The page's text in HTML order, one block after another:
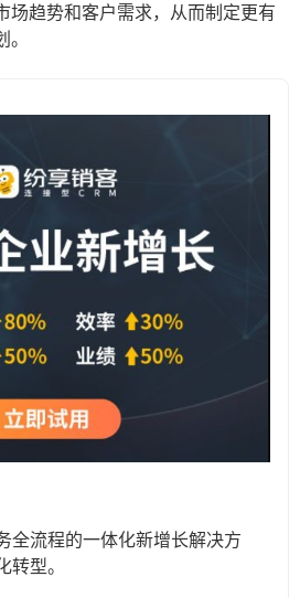
场趋势和客户需求，从而制定更有
全流程的一体化新增长解决方
型。